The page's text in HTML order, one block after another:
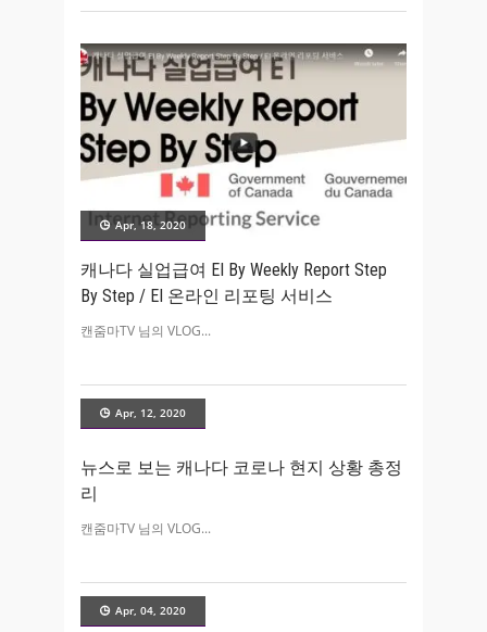
Apr, 18, 2020
캐나다 실업급여 EI By Weekly Report Step
By Step / EI 온라인 리포팅 서비스
캔줌마TV 님의 VLOG
Apr, 12, 2020
뉴스로 보는 캐나다 코로나 현지 상황 총정
리
캔줌마TV 님의 VLOG
Apr, 04, 2020